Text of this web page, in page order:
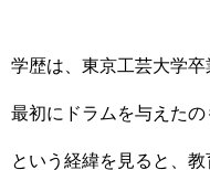
学歴は、東京工芸大学卒
最初にドラムを与えたの
という経緯を見ると、教